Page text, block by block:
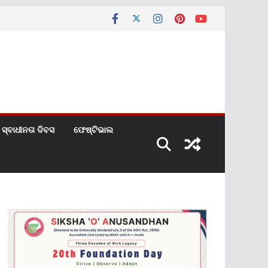
ସ୍ବାଧୀନତା ଦିବସ ଫେଷ୍ଟିଭାଲ